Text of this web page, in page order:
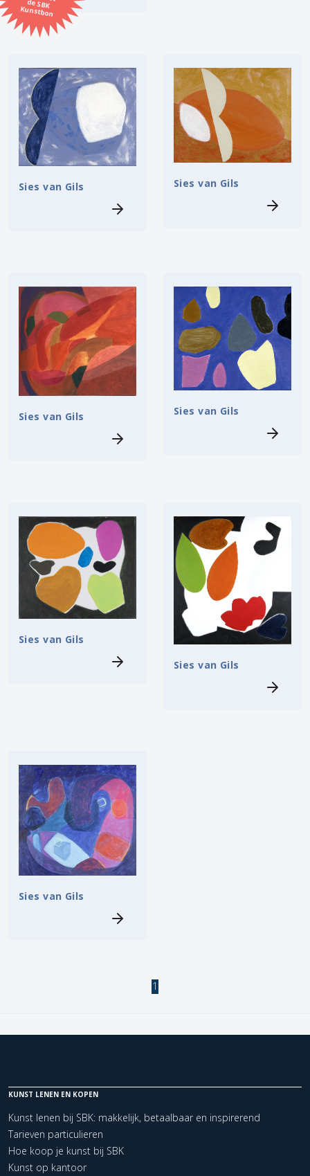
Kunstbon
Kunstenaar
Formaat
Orientatie
Kleur
Zoeken
Sies van Gils Sies van Gils
Sies van Gils Sies van Gils
Sies van Gils
Sies van Gils
Sies van Gils
1
KUNST LENEN EN KOPEN
Kunst lenen bij SBK: makkelijk, betaalbaar en inspirerend
Tarieven particulieren
Hoe koop je kunst bij SBK
Kunst op kantoor